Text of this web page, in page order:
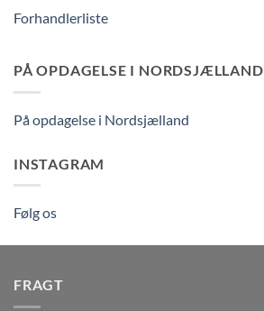
Forhandlerliste
PÅ OPDAGELSE I NORDSJÆLLAND
På opdagelse i Nordsjælland
INSTAGRAM
Følg os
FRAGT